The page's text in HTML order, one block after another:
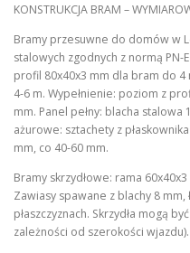
KONSTRUKCJA BRAM –
Bramy przesuwne do domów w
stalowych zgodnych z normą PN-
profil 80x40x3 mm dla bram do
4-6 m. Wypełnienie: poziom z
mm. Panel pełny: blacha stalowa
ażurowe: sztachety z
mm, co 40-60 mm.
Bramy skrzydłowe: rama
Zawiasy spawane z blachy 8
płaszczyznach. Skrzydła mogą
zależności od szerokości